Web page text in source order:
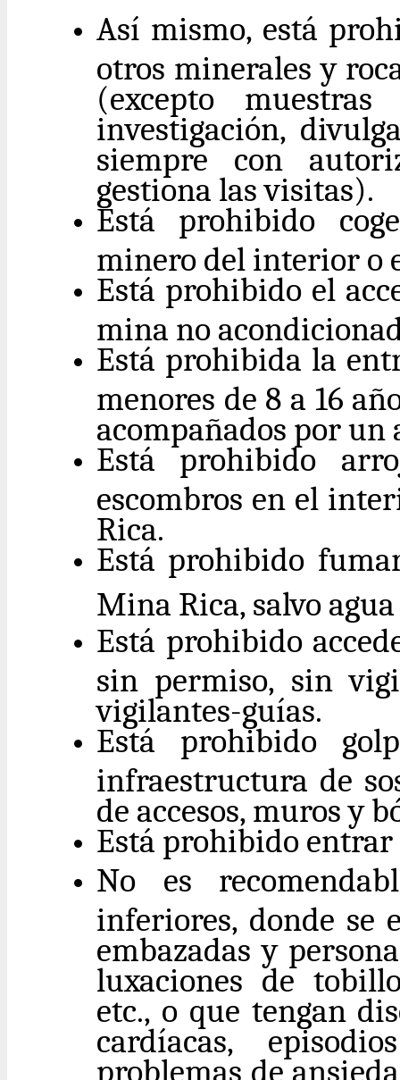
Así mismo, está
otros minerales y
(excepto
investigación,
siempre con
gestiona las visitas).
Está prohibido
minero del interior o
Está prohibido el
mina no
Está prohibida la
menores de 8 a 16
acompañados por un
Está prohibido
escombros en el
Rica.
Está prohibido
Mina Rica, salvo
Está prohibido
sin permiso, sin
vigilantes-guías.
Está prohibido
infraestructura de
de accesos, muros y
Está prohibido
No es
inferiores, donde se
embazadas y
luxaciones de
etc., o que tengan
cardíacas,
problemas de